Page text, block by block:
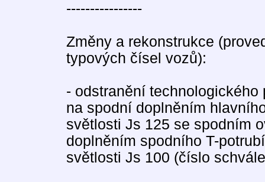
----------------
Změny a rekonstrukce
typových čísel vozů):
- odstranění
na spodní doplněním
světlosti Js 125 se spodním
doplněním spodního T-
světlosti Js 100 (číslo